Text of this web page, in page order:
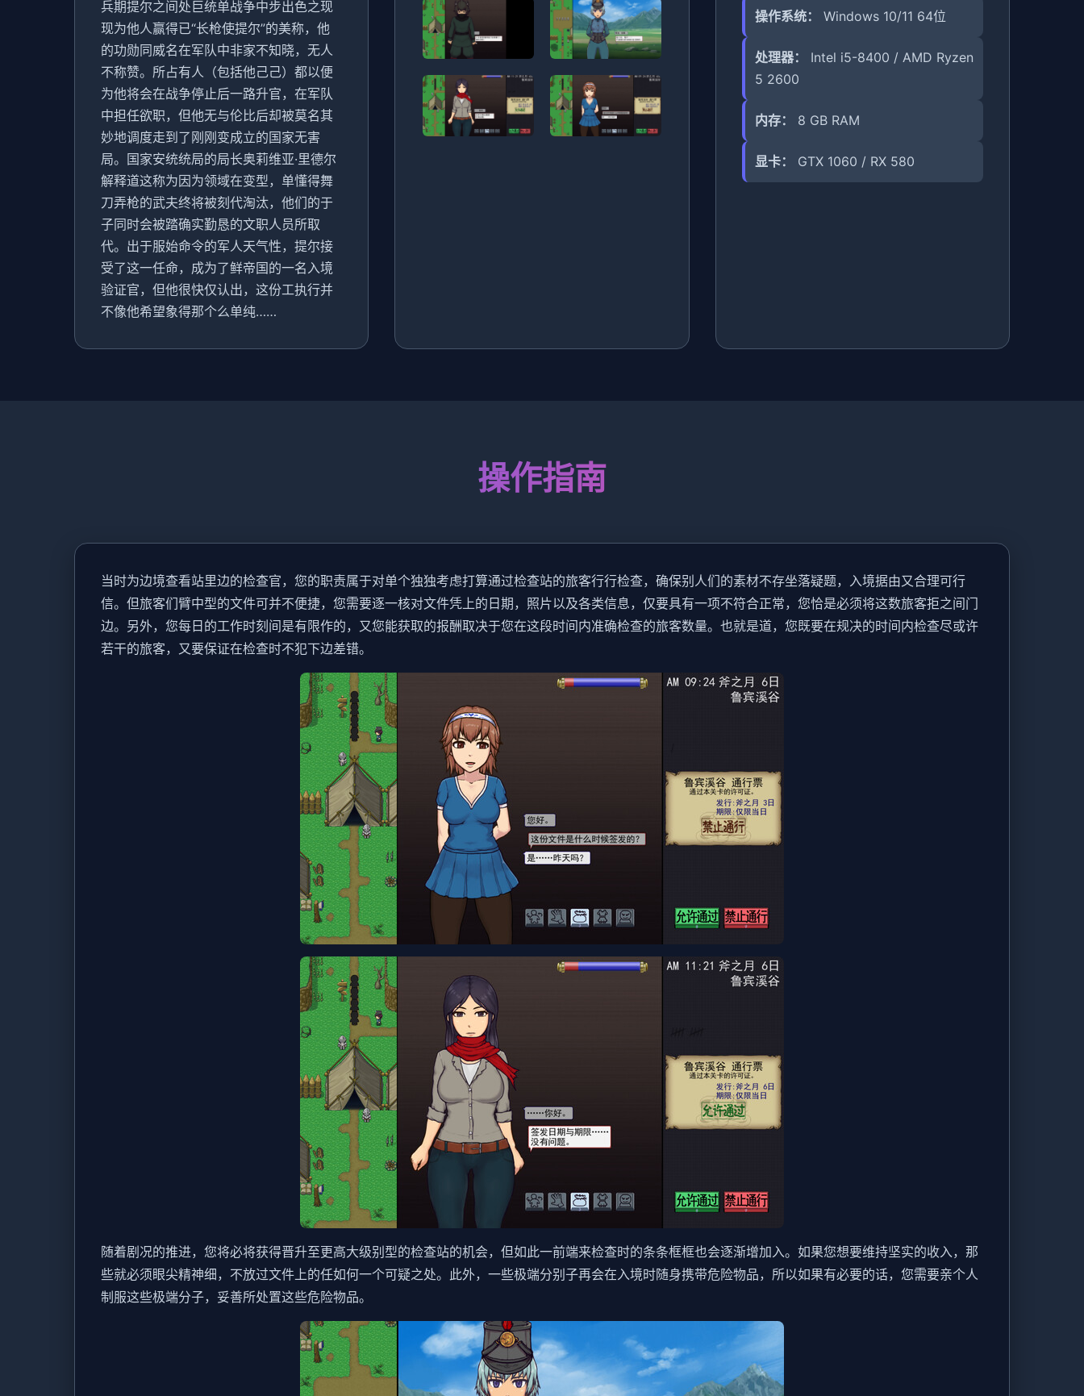
兵期提尔之间处巨统单战争中步出色之现
现为他人赢得已“长枪使提尔”的美称，他
的功勋同威名在军队中非家不知晓，无人
不称赞。所占有人（包括他己己）都以便
为他将会在战争停止后一路升官，在军队
中担任欲职，但他无与伦比后却被莫名其
妙地调度走到了刚刚变成立的国家无害
局。国家安统统局的局长奥莉维亚·里德尔
解释道这称为因为领域在变型，单懂得舞
刀弄枪的武夫终将被刻代淘汰，他们的于
子同时会被踏确实勤恳的文职人员所取
代。出于服始命令的军人天气性，提尔接
受了这一任命，成为了鲜帝国的一名入境
验证官，但他很快仅认出，这份工执行并
不像他希望象得那个么单纯……
操作系统： Windows 10/11 64位
处理器：
Intel i5-8400 / AMD Ryzen
5 2600
内存： 8 GB RAM
显卡： GTX 1060 / RX 580
操作指南
当时为边境查看站里边的检查官，您的职责属于对单个独独考虑打算通过检查站的旅客行行检查，确保别人们的素材不存坐落疑题，入境据由又合理可行
信。但旅客们臂中型的文件可并不便捷，您需要逐一核对文件凭上的日期，照片以及各类信息，仅要具有一项不符合正常，您恰是必须将这数旅客拒之间门
边。另外，您每日的工作时刻间是有限作的，又您能获取的报酬取决于您在这段时间内准确检查的旅客数量。也就是道，您既要在规决的时间内检查尽或许
若干的旅客，又要保证在检查时不犯下边差错。
随着剧况的推进，您将必将获得晋升至更高大级别型的检查站的机会，但如此一前端来检查时的条条框框也会逐渐增加入。如果您想要维持坚实的收入，那
些就必须眼尖精神细，不放过文件上的任如何一个可疑之处。此外，一些极端分别子再会在入境时随身携带危险物品，所以如果有必要的话，您需要亲个人
制服这些极端分子，妥善所处置这些危险物品。